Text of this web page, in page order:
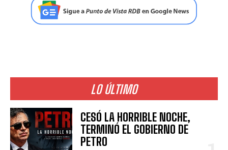
LO ÚLTIMO
CESÓ LA HORRIBLE NOCHE,
TERMINÓ EL GOBIERNO DE
PETRO